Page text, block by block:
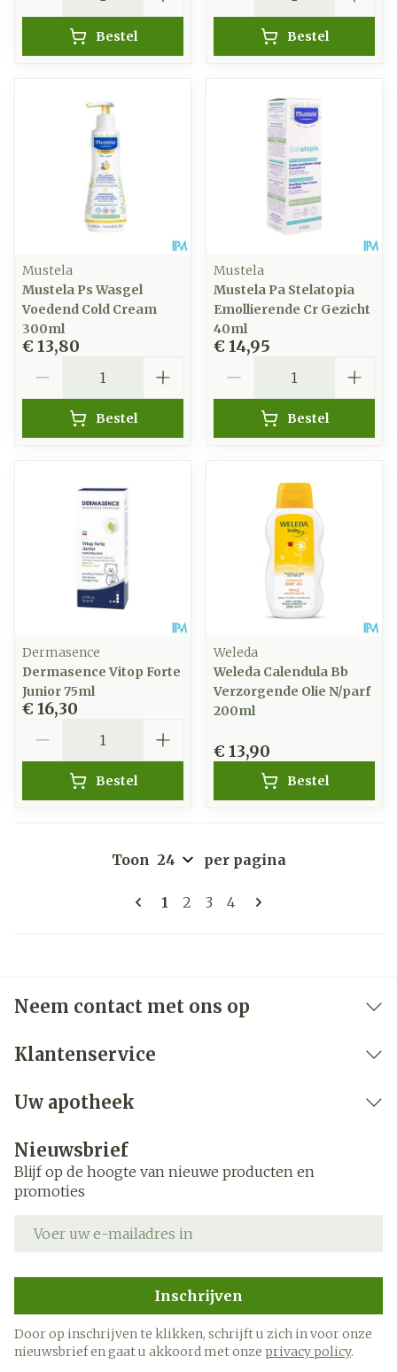
Bestel Bestel
Mustela
Mustela Ps Wasgel
Voedend Cold Cream
300ml
€ 13,80
Bestel
Mustela
Mustela Pa Stelatopia
Emollierende Cr Gezicht
40ml
€ 14,95
Bestel
Dermasence
Dermasence Vitop Forte
Junior 75ml
€ 16,30
Bestel
Weleda
Weleda Calendula Bb
Verzorgende Olie N/parf
200ml
€ 13,90
Bestel
Pagina's
U lees momenteel pagina
1 Pagina
2 Pagina
3 Pagina
4
Toon per pagina
Neem contact met ons op
Klantenservice
Uw apotheek
Nieuwsbrief
Blijf op de hoogte van nieuwe producten en
promoties
Inschrijven
Door op inschrijven te klikken, schrijft u zich in voor onze
nieuwsbrief en gaat u akkoord met onze privacy policy.